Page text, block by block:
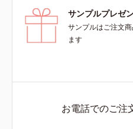
サンプルプレゼ
サンプルはご注文
ます
お電話でのご注